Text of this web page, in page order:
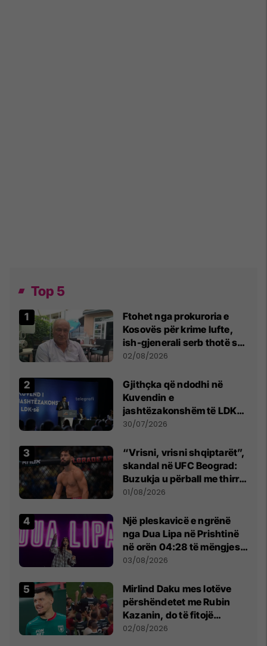
Top 5
Ftohet nga prokuroria e
Kosovës për krime lufte,
ish-gjenerali serb thotë se
dikush e tradhtoi në
02/08/2026
Gjithçka që ndodhi në
Kuvendin e
jashtëzakonshëm të LDK-
së
30/07/2026
“Vrisni, vrisni shqiptarët”,
skandal në UFC Beograd:
Buzukja u përball me thirrje
anti-shqiptare nga
01/08/2026
Një pleskavicë e ngrënë
nga Dua Lipa në Prishtinë
në orën 04:28 të mëngjesit
- dhe bota digjitale serbe
03/08/2026
Mirlind Daku mes lotëve
përshëndetet me Rubin
Kazanin, do të fitojë
miliona te Spartak Moska
02/08/2026